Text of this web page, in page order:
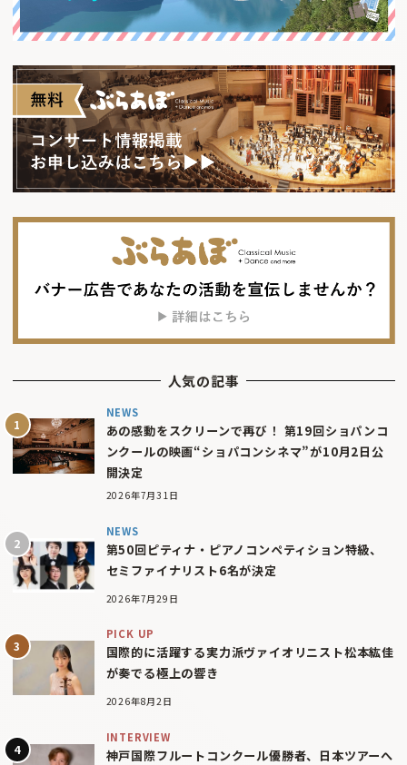
人気の記事
NEWS
あの感動をスクリーンで再び！ 第19回ショパンコ
ンクールの映画“ショパコンシネマ”が10月2日公
開決定
2026年7月31日
NEWS
第50回ピティナ・ピアノコンペティション特級、
セミファイナリスト6名が決定
2026年7月29日
PICK UP
国際的に活躍する実力派ヴァイオリニスト松本紘佳
が奏でる極上の響き
2026年8月2日
INTERVIEW
神戸国際フルートコンクール優勝者、日本ツアーへ